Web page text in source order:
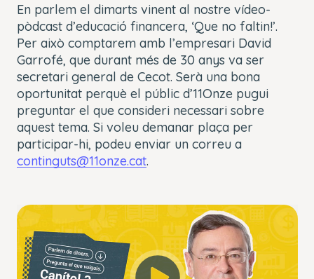
En parlem el dimarts vinent al nostre vídeo-
pòdcast d’educació financera, ‘Que no faltin!’.
Per això comptarem amb l’empresari David
Garrofé, que durant més de 30 anys va ser
secretari general de Cecot. Serà una bona
oportunitat perquè el públic d’11Onze pugui
preguntar el que consideri necessari sobre
aquest tema. Si voleu demanar plaça per
participar-hi, podeu enviar un correu a
continguts@11onze.cat.
This
is
modal
window.
The Video Cloud account was not found.
Error Code:
VIDEO_CLOUD_ERR_ACCOUNT_NOT_FOUND
Session ID: 2026-08-07:b9f669659be48d2b3a6c8430Player Element ID:
Close
Modal
Dialog